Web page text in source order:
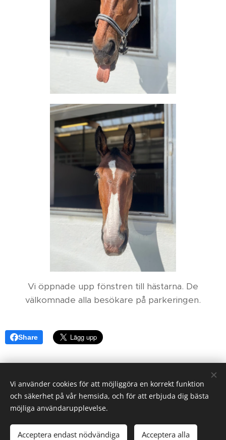
Vi öppnade upp fönstren till hästarna. De
välkomnade alla besökare på parkeringen.
Share
Karby Ridanläggning drivs av Ryttarcenter i Täby AB på
uppdrag avTäby Kommun.
Täby Ryttarcenter & Täby Ryttarsällskap
Efraimsbergsvägen 7, 187 75 Täby
Vi använder cookies för att möjliggöra en korrekt funktion
och säkerhet på vår hemsida, och för att erbjuda dig bästa
möjliga användarupplevelse.
Acceptera endast nödvändiga Acceptera alla